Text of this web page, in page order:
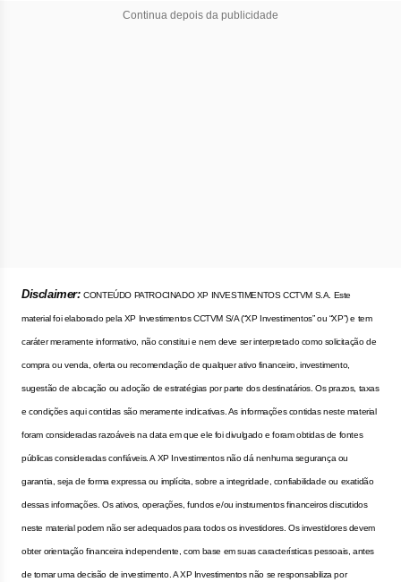
Continua depois da publicidade
Disclaimer: CONTEÚDO PATROCINADO XP INVESTIMENTOS CCTVM S.A. Este
material foi elaborado pela XP Investimentos CCTVM S/A (“XP Investimentos” ou “XP”) e tem
caráter meramente informativo, não constitui e nem deve ser interpretado como solicitação de
compra ou venda, oferta ou recomendação de qualquer ativo financeiro, investimento,
sugestão de alocação ou adoção de estratégias por parte dos destinatários. Os prazos, taxas
e condições aqui contidas são meramente indicativas. As informações contidas neste material
foram consideradas razoáveis na data em que ele foi divulgado e foram obtidas de fontes
públicas consideradas confiáveis. A XP Investimentos não dá nenhuma segurança ou
garantia, seja de forma expressa ou implícita, sobre a integridade, confiabilidade ou exatidão
dessas informações. Os ativos, operações, fundos e/ou instrumentos financeiros discutidos
neste material podem não ser adequados para todos os investidores. Os investidores devem
obter orientação financeira independente, com base em suas características pessoais, antes
de tomar uma decisão de investimento. A XP Investimentos não se responsabiliza por